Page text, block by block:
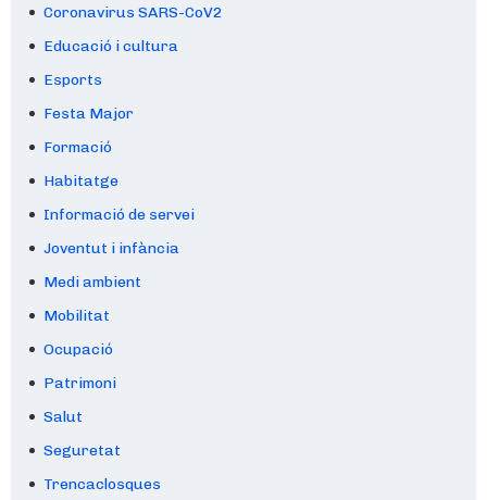
Coronavirus SARS-CoV2
Educació i cultura
Esports
Festa Major
Formació
Habitatge
Informació de servei
Joventut i infància
Medi ambient
Mobilitat
Ocupació
Patrimoni
Salut
Seguretat
Trencaclosques